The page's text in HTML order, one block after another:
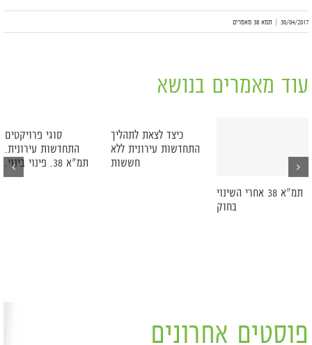
30/04/2017
| תמא 38 מאמרים
עוד מאמרים בנושא
סוגי פרויקטים
התחדשות עירונית.
תמ"א 38. פינוי בינוי.
כיצד לצאת לתהליך
התחדשות עירונית ללא
חששות
תמ"א 38 אחרי השינוי
בחוק
פוסטים אחרונים